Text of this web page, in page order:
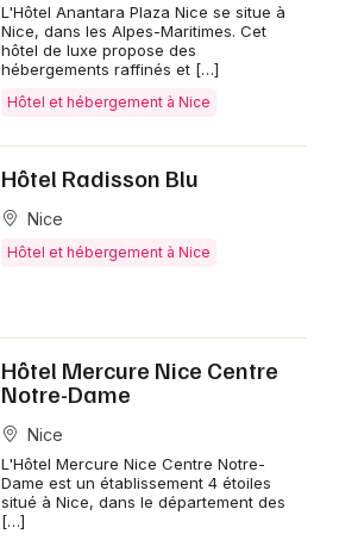
L'Hôtel Anantara Plaza Nice se situe à
Nice, dans les Alpes-Maritimes. Cet
hôtel de luxe propose des
hébergements raffinés et […]
Hôtel et hébergement à Nice
Hôtel Radisson Blu
Nice
Hôtel et hébergement à Nice
Hôtel Mercure Nice Centre
Notre-Dame
Nice
L'Hôtel Mercure Nice Centre Notre-
Dame est un établissement 4 étoiles
situé à Nice, dans le département des
[…]